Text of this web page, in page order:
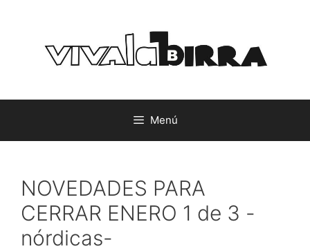
contenido
Menú
NOVEDADES PARA
CERRAR ENERO 1 de 3 -
nórdicas-